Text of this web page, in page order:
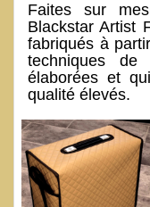
Faites sur
Blackstar Artist
fabriqués à
techniques de
élaborées et
qualité élevés.